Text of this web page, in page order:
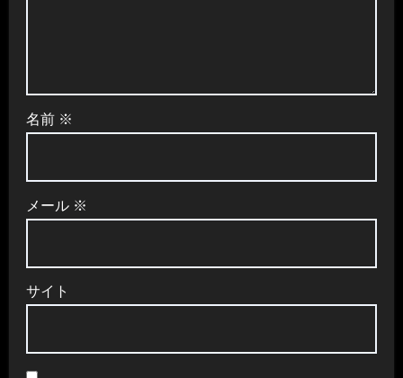
名前 ※
メール ※
サイト